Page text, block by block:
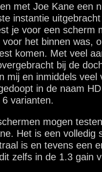
met Joe Kane een
instantie
je voor een scherm
het binnen was,
komen. Met veel
bij de
mij en inmiddels veel
in de naam
varianten.
mogen
Het is een volledig
is en tevens een
zelfs in de 1.3 gain